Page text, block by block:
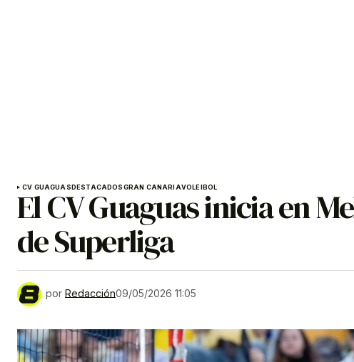
CV GUAGUASDESTACADOSGRAN CANARIAVOLEIBOL
El CV Guaguas inicia en
de Superliga
por Redacción09/05/2026 11:05